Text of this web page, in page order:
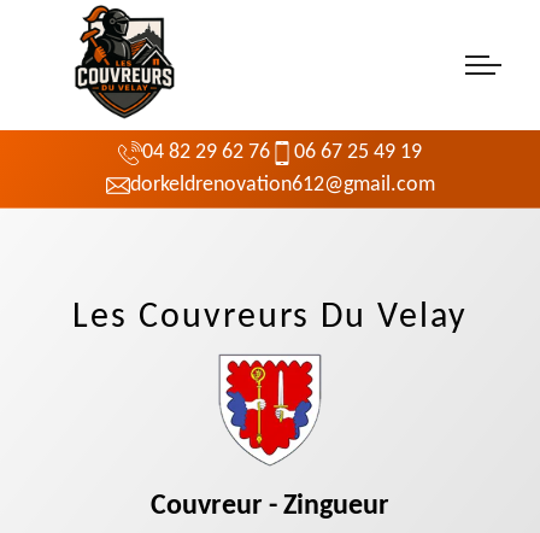
04 82 29 62 76
06 67 25 49 19
dorkeldrenovation612@gmail.com
Les Couvreurs Du Velay
Couvreur - Zingueur